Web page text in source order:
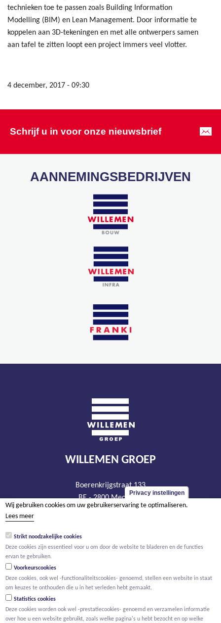
technieken toe te passen zoals Building Information
Modelling (BIM) en Lean Management. Door informatie te
koppelen aan 3D-tekeningen en met alle ontwerpers samen
aan tafel te zitten loopt een project immers veel vlotter.
4 december, 2017 - 09:30
Schrijf u in voor onze nieuwsbrief
AANNEMINGSBEDRIJVEN
WILLEMEN GROEP
Boerenkrijgstraat 133
BE - 2800 Mechelen
tel +32 15 569 965
BTW BE 0466.256.432
Privacy instellingen
Wij gebruiken cookies om uw gebruikerservaring te optimaliseren.
Lees meer
Strikt noodzakelijke cookies
Deze cookies zijn essentieel voor u om door de website te bladeren en de functies
ervan te gebruiken.
Voorkeurscookies
Deze cookies, ook wel -functionaliteitscookies- genoemd, stellen een website in staat
om keuzes te onthouden die u in het verleden hebt gemaakt.
Statistics cookies
Deze cookies worden ook wel -prestatiecookies- genoemd en verzamelen informatie
over hoe u een website gebruikt, zoals welke pagina's u hebt bezocht en op welke